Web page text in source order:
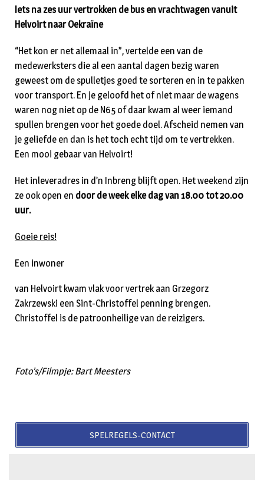
Iets na zes uur vertrokken de bus en vrachtwagen vanuit
Helvoirt naar Oekraïne
“Het kon er net allemaal in”, vertelde een van de
medewerksters die al een aantal dagen bezig waren
geweest om de spulletjes goed te sorteren en in te pakken
voor transport. En je geloofd het of niet maar de wagens
waren nog niet op de N65 of daar kwam al weer iemand
spullen brengen voor het goede doel. Afscheid nemen van
je geliefde en dan is het toch echt tijd om te vertrekken.
Een mooi gebaar van Helvoirt!
Het inleveradres in d’n Inbreng blijft open. Het weekend zijn
ze ook open en door de week elke dag van 18.00 tot 20.00
uur.
Goeie reis!
Een inwoner
van Helvoirt kwam vlak voor vertrek aan Grzegorz
Zakrzewski een Sint-Christoffel penning brengen.
Christoffel is de patroonheilige van de reizigers.
Foto’s/Filmpje: Bart Meesters
SPELREGELS-CONTACT